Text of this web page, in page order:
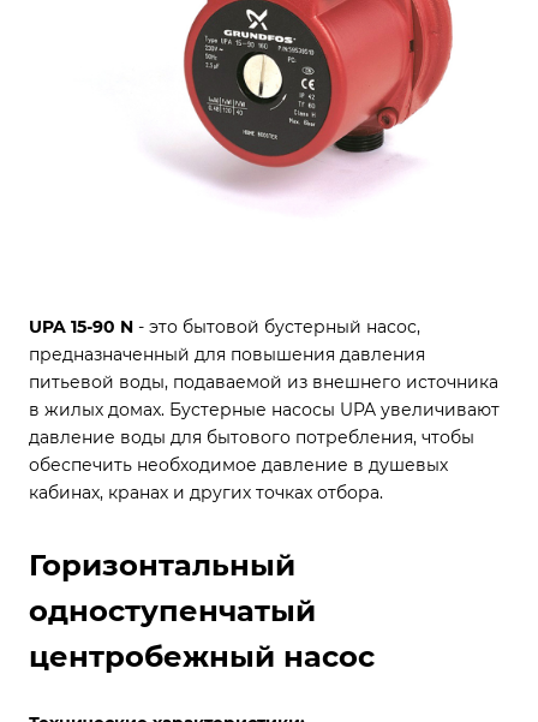
UPA 15-90 N - это бытовой бустерный насос,
предназначенный для повышения давления
питьевой воды, подаваемой из внешнего источника
в жилых домах. Бустерные насосы UPA увеличивают
давление воды для бытового потребления, чтобы
обеспечить необходимое давление в душевых
кабинах, кранах и других точках отбора.
Горизонтальный
одноступенчатый
центробежный насос